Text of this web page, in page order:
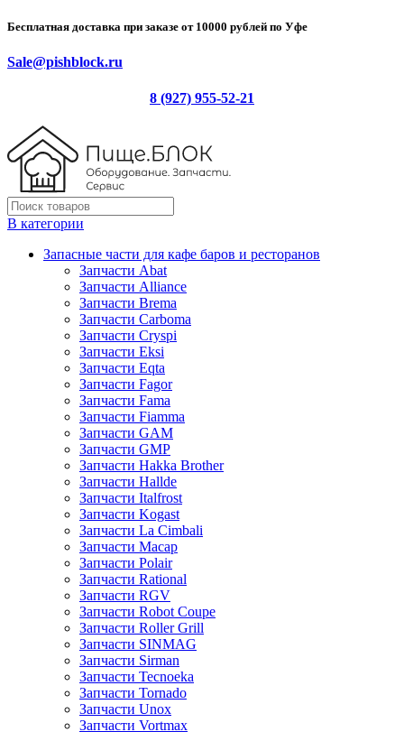
Бесплатная доставка при заказе от 10000 рублей по Уфе
Sale@pishblock.ru
8 (927) 955-52-21
В категории
Запасные части для кафе баров и ресторанов
Запчасти Abat
Запчасти Alliance
Запчасти Brema
Запчасти Carboma
Запчасти Cryspi
Запчасти Eksi
Запчасти Eqta
Запчасти Fagor
Запчасти Fama
Запчасти Fiamma
Запчасти GAM
Запчасти GMP
Запчасти Hakka Brother
Запчасти Hallde
Запчасти Italfrost
Запчасти Kogast
Запчасти La Cimbali
Запчасти Macap
Запчасти Polair
Запчасти Rational
Запчасти RGV
Запчасти Robot Coupe
Запчасти Roller Grill
Запчасти SINMAG
Запчасти Sirman
Запчасти Tecnoeka
Запчасти Tornado
Запчасти Unox
Запчасти Vortmax